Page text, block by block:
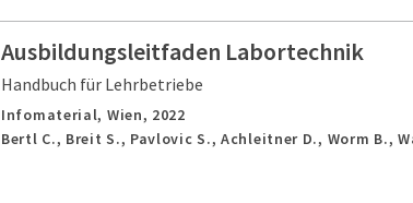
Ausbildungsleitfaden Labortechnik
Handbuch für Lehrbetriebe
Infomaterial, Wien, 2022
Bertl C., Breit S., Pavlovic S., Achleitner D., Worm B.,